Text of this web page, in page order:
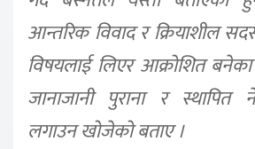
आन्तरिक विवाद र क्रियाशील
विषयलाई लिएर आक्रोशित
जानाजानी पुराना र स्थापित
लगाउन खोजेको बताए ।